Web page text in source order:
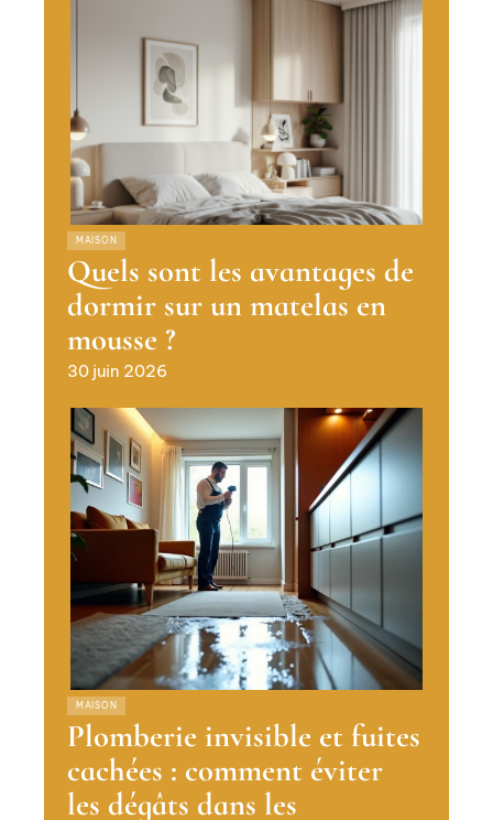
MAISON
Quels sont les avantages de
dormir sur un matelas en
mousse ?
30 juin 2026
MAISON
Plomberie invisible et fuites
cachées : comment éviter
les dégâts dans les